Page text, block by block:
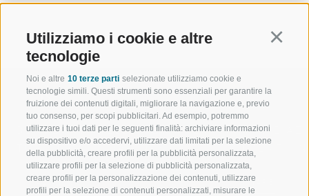
Utilizziamo i cookie e altre
tecnologie
Noi e altre 10 terze parti selezionate utilizziamo cookie e
tecnologie simili. Questi strumenti sono essenziali per garantire la
fruizione dei contenuti digitali, migliorare la navigazione e, previo
tuo consenso, per scopi pubblicitari. Ad esempio, potremmo
utilizzare i tuoi dati per le seguenti finalità: archiviare informazioni
su dispositivo e/o accedervi, utilizzare dati limitati per la selezione
della pubblicità, creare profili per la pubblicità personalizzata,
utilizzare profili per la selezione di pubblicità personalizzata,
creare profili per la personalizzazione dei contenuti, utilizzare
profili per la selezione di contenuti personalizzati, misurare le
BENVENUTI NELLA REGIONE
TURISTICA DI RACINES
VAL GIOVO
SPORT E
MOMENTI
SCIARE